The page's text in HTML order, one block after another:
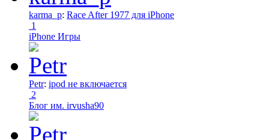
karma_p: Race After 1977 для iPhone
1
iPhone Игры
Petr: ipod не включается
2
Блог им. irvusha90